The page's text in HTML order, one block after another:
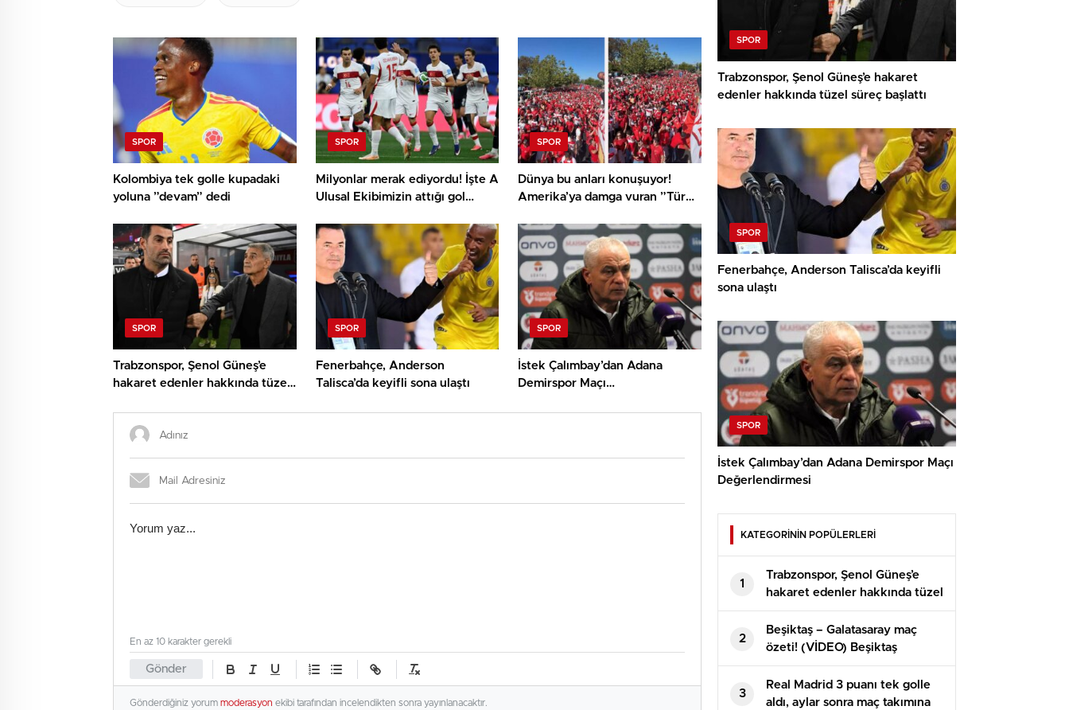
SPOR
Kolombiya tek golle kupadaki
yoluna ”devam” dedi
SPOR
Milyonlar merak ediyordu! İşte A
Ulusal Ekibimizin attığı gol
SPOR
Dünya bu anları konuşuyor!
Amerika’ya damga vuran ”Türk
SPOR
Trabzonspor, Şenol Güneş’e
hakaret edenler hakkında tüzel
SPOR
Fenerbahçe, Anderson
Talisca’da keyifli sona ulaştı
SPOR
İstek Çalımbay’dan Adana
Demirspor Maçı
Gönder
En az 10 karakter gerekli
Gönderdiğiniz yorum moderasyon ekibi tarafından incelendikten sonra yayınlanacaktır.
SPOR
Trabzonspor, Şenol Güneş’e hakaret
edenler hakkında tüzel süreç başlattı
SPOR
Fenerbahçe, Anderson Talisca’da keyifli
sona ulaştı
SPOR
İstek Çalımbay’dan Adana Demirspor Maçı
Değerlendirmesi
KATEGORİNİN POPÜLERLERİ
1
Trabzonspor, Şenol Güneş’e
hakaret edenler hakkında tüzel
süreç başlattı
2
Beşiktaş – Galatasaray maç
özeti! (VİDEO) Beşiktaş
Galatasaray maçı özeti izle!
BJK GS maçı kaç kaç bitti?
3
Real Madrid 3 puanı tek golle
aldı, aylar sonra maç takımına